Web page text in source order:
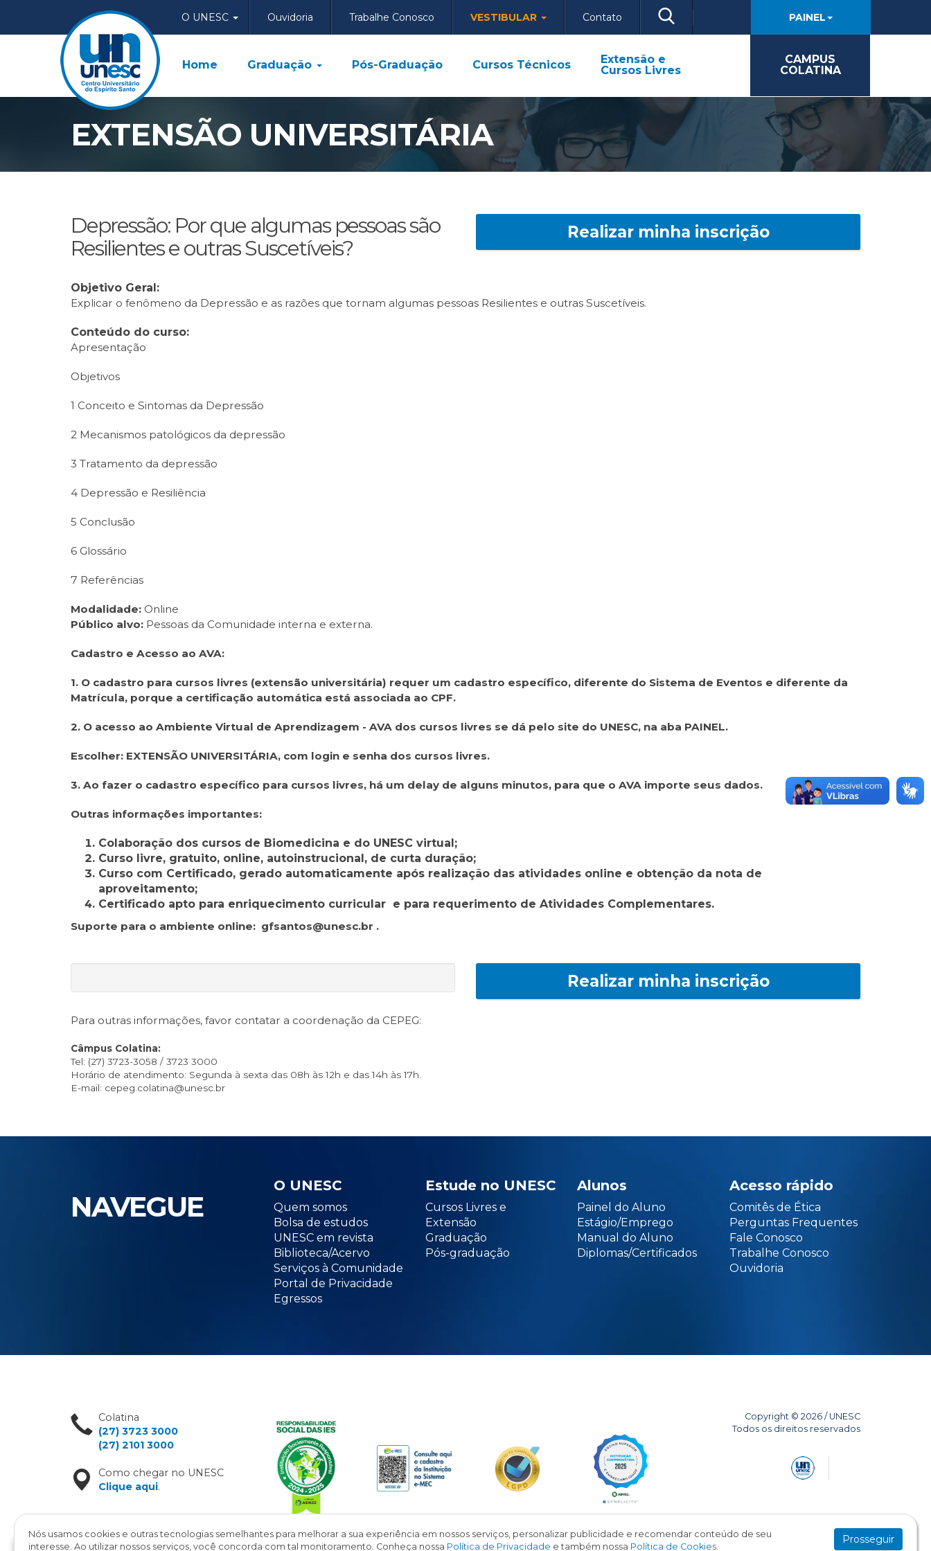
O UNESC Ouvidoria Trabalhe Conosco VESTIBULAR Contato PAINEL
Home Graduação Pós-Graduação Cursos Técnicos
Extensão e
Cursos Livres
CAMPUS
COLATINA
EXTENSÃO UNIVERSITÁRIA
Depressão: Por que algumas pessoas são
Resilientes e outras Suscetíveis?
Realizar minha inscrição
Objetivo Geral:
Explicar o fenômeno da Depressão e as razões que tornam algumas pessoas Resilientes e outras Suscetíveis.
Conteúdo do curso:
Apresentação
Objetivos
1 Conceito e Sintomas da Depressão
2 Mecanismos patológicos da depressão
3 Tratamento da depressão
4 Depressão e Resiliência
5 Conclusão
6 Glossário
7 Referências
Modalidade: Online
Público alvo: Pessoas da Comunidade interna e externa.
Cadastro e Acesso ao AVA:
1. O cadastro para cursos livres (extensão universitária) requer um cadastro específico, diferente do Sistema de Eventos e diferente da
Matrícula, porque a certificação automática está associada ao CPF.
2. O acesso ao Ambiente Virtual de Aprendizagem - AVA dos cursos livres se dá pelo site do UNESC, na aba PAINEL.
Escolher: EXTENSÃO UNIVERSITÁRIA, com login e senha dos cursos livres.
3. Ao fazer o cadastro específico para cursos livres, há um delay de alguns minutos, para que o AVA importe seus dados.
Outras informações importantes:
Colaboração dos cursos de Biomedicina e do UNESC virtual;
Curso livre, gratuito, online, autoinstrucional, de curta duração;
Curso com Certificado, gerado automaticamente após realização das atividades online e obtenção da nota de
aproveitamento;
Certificado apto para enriquecimento curricular e para requerimento de Atividades Complementares.
Suporte para o ambiente online: gfsantos@unesc.br .
Realizar minha inscrição
Para outras informações, favor contatar a coordenação da CEPEG:
Câmpus Colatina:
Tel: (27) 3723-3058 / 3723 3000
Horário de atendimento: Segunda à sexta das 08h às 12h e das 14h às 17h.
E-mail: cepeg.colatina@unesc.br
NAVEGUE
O UNESC
Quem somos
Bolsa de estudos
UNESC em revista
Biblioteca/Acervo
Serviços à Comunidade
Portal de Privacidade
Egressos
Estude no UNESC
Cursos Livres e
Extensão
Graduação
Pós-graduação
Alunos
Painel do Aluno
Estágio/Emprego
Manual do Aluno
Diplomas/Certificados
Acesso rápido
Comitês de Ética
Perguntas Frequentes
Fale Conosco
Trabalhe Conosco
Ouvidoria
Colatina
(27) 3723 3000
(27) 2101 3000
Como chegar no UNESC
Clique aqui.
Copyright © 2026 / UNESC
Todos os direitos reservados
Nós usamos cookies e outras tecnologias semelhantes para melhorar a sua experiência em nossos serviços, personalizar publicidade e recomendar conteúdo de seu
interesse. Ao utilizar nossos serviços, você concorda com tal monitoramento. Conheça nossa Política de Privacidade e também nossa Política de Cookies.
Prosseguir